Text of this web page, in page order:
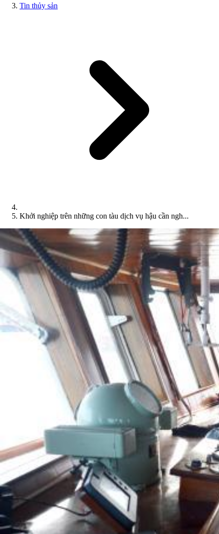
Tin thủy sản
Khởi nghiệp trên những con tàu dịch vụ hậu cần ngh...